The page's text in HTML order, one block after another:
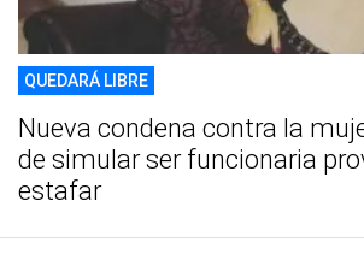
QUEDARÁ LIBRE
Nueva condena contra la
de simular ser funcionaria
estafar